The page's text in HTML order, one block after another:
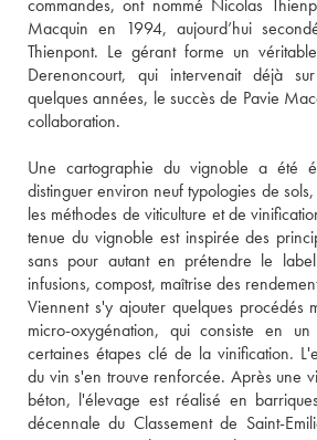
commandes, ont nommé Nicolas
Macquin en 1994, aujourd’hui
Thienpont. Le gérant forme un
Derenoncourt, qui intervenait déjà
quelques années, le succès de Pavie
collaboration.
Une cartographie du vignoble a été
distinguer environ neuf typologies de
les méthodes de viticulture et de
tenue du vignoble est inspirée des
sans pour autant en prétendre le label
infusions, compost, maîtrise des
Viennent s'y ajouter quelques procédés
micro-oxygénation, qui consiste en
certaines étapes clé de la vinification.
du vin s'en trouve renforcée. Après une
béton, l'élevage est réalisé en
décennale du Classement de Saint-